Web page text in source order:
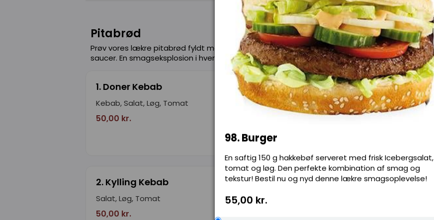
Pitabrød
Prøv vores lækre pitabrød fyldt med saftigt kød, friske grøntsager og lækre
saucer. En smagseksplosion i hver bid! Bestil nu og nyd!
1. Doner Kebab
Kebab, Salat, Løg, Tomat
50,00 kr.
2. Kylling Kebab
Salat, Løg, Tomat
50,00 kr.
98. Burger
En saftig 150 g hakkebøf serveret med frisk Icebergsalat,
tomat og løg. Den perfekte kombination af smag og
tekstur! Bestil nu og nyd denne lækre smagsoplevelse!
55,00 kr.